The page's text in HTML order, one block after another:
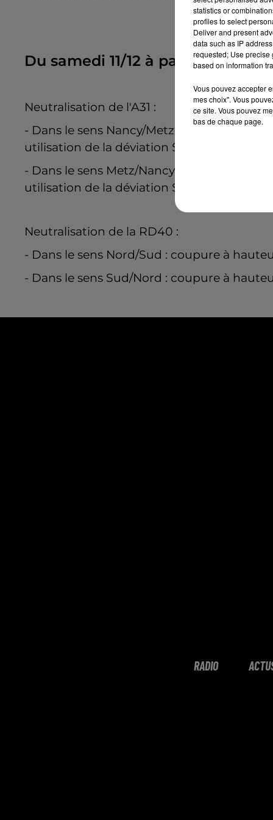
Du samedi 11/12 à partir de 21h
Neutralisation de l'A31 :
- Dans le sens Nancy/Metz : coupure à
utilisation de la déviation S11.
- Dans le sens Metz/Nancy : coupure à
utilisation de la déviation S14.
Neutralisation de la RD40 :
- Dans le sens Nord/Sud : coupure à
- Dans le sens Sud/Nord : coupure à
RADIO
statistics or
profiles to select
Deliver and present
data such as IP
requested; Use precise
based on information
Vous pouvez accepter
mes choix". Vous
ce site. Vous pouvez
bas de chaque page.